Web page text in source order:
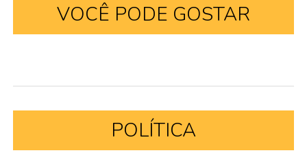
VOCÊ PODE GOSTAR
POLÍTICA